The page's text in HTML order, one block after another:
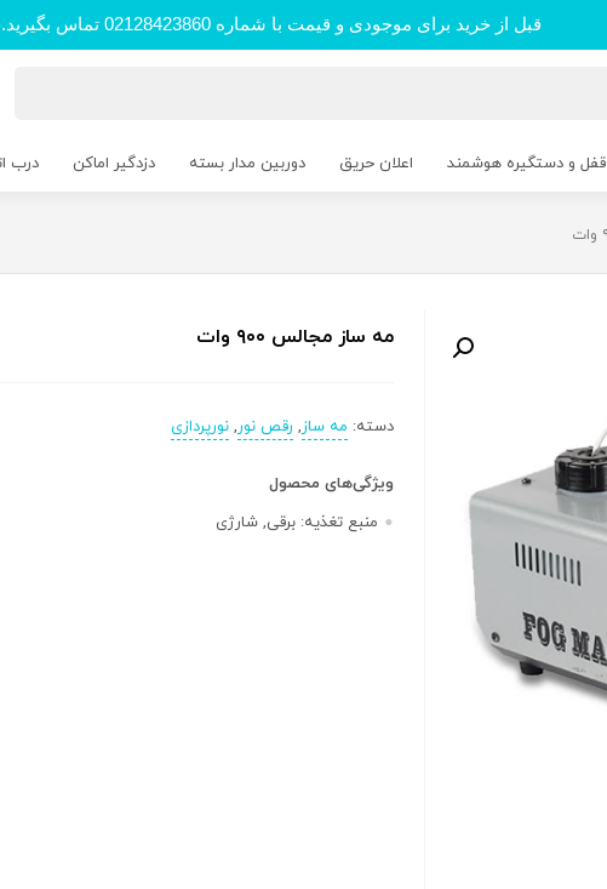
قبل از خرید برای موجودی و قیمت با شماره 02128423860 تماس بگیرید.
قفل و دستگیره هوشمند اعلان حریق دوربین مدار بسته دزدگیر اماکن درب
مه ساز مجالس ۹۰۰ وات
دسته: مه ساز, رقص نور,نورپردازی
ویژگی‌های محصول
منبع تغذیه:برقی, شارژی